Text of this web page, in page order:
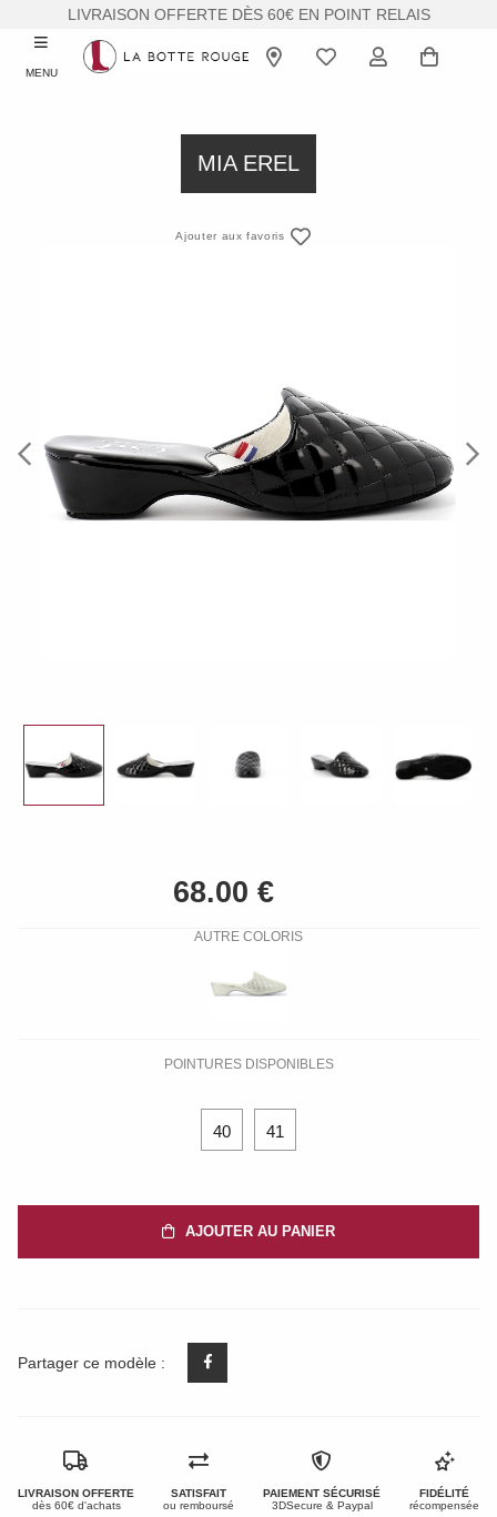
LIVRAISON OFFERTE DÈS 60€ EN POINT RELAIS
MENU
MIA EREL
Ajouter aux favoris
Previous Next
AUTRE COLORIS
POINTURES DISPONIBLES
40 41
AJOUTER AU PANIER
Partager ce modèle :
LIVRAISON OFFERTE
dès 60€ d'achats
SATISFAIT
ou remboursé
PAIEMENT SÉCURISÉ
3DSecure & Paypal
FIDÉLITÉ
récompensée